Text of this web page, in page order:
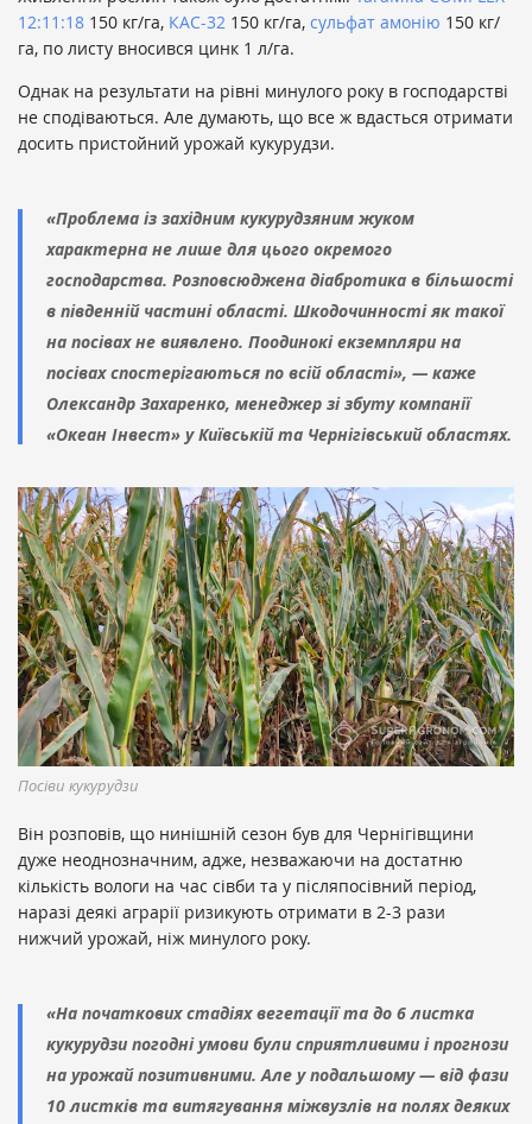
12:11:18 150 кг/га, КАС-32 150 кг/га, сульфат амонію 150 кг/
га, по листу вносився цинк 1 л/га.
Однак на результати на рівні минулого року в господарстві
не сподіваються. Але думають, що все ж вдасться отримати
досить пристойний урожай кукурудзи.
«Проблема із західним кукурудзяним жуком
характерна не лише для цього окремого
господарства. Розповсюджена діабротика в більшості
в південній частині області. Шкодочинності як такої
на посівах не виявлено. Поодинокі екземпляри на
посівах спостерігаються по всій області», — каже
Олександр Захаренко, менеджер зі збуту компанії
«Океан Інвест» у Київській та Чернігівський областях.
Посіви кукурудзи
Він розповів, що нинішній сезон був для Чернігівщини
дуже неоднозначним, адже, незважаючи на достатню
кількість вологи на час сівби та у післяпосівний період,
наразі деякі аграрії ризикують отримати в 2-3 рази
нижчий урожай, ніж минулого року.
«На початкових стадіях вегетації та до 6 листка
кукурудзи погодні умови були сприятливими і прогнози
на урожай позитивними. Але у подальшому — від фази
10 листків та витягування міжвузлів на полях деяких